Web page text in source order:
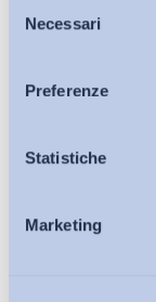
delNecessari
Preferenze
Statistiche
Marketing
Bollettini ADAPT
Articoli
Osservatori
Eventi
L’effetto